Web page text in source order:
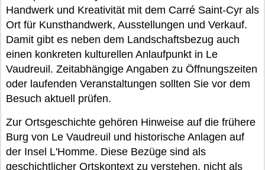
Handwerk und Kreativität mit dem Carré Saint-Cyr als
Ort für Kunsthandwerk, Ausstellungen und Verkauf.
Damit gibt es neben dem Landschaftsbezug auch
einen konkreten kulturellen Anlaufpunkt in Le
Vaudreuil. Zeitabhängige Angaben zu Öffnungszeiten
oder laufenden Veranstaltungen sollten Sie vor dem
Besuch aktuell prüfen.
Zur Ortsgeschichte gehören Hinweise auf die frühere
Burg von Le Vaudreuil und historische Anlagen auf
der Insel L'Homme. Diese Bezüge sind als
geschichtlicher Ortskontext zu verstehen, nicht als